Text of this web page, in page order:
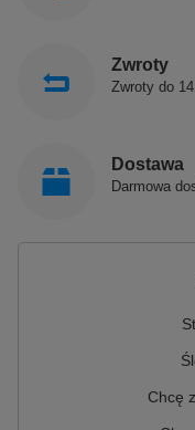
Zwroty
Zwroty do
Dostawa
Darmowa
Chcę